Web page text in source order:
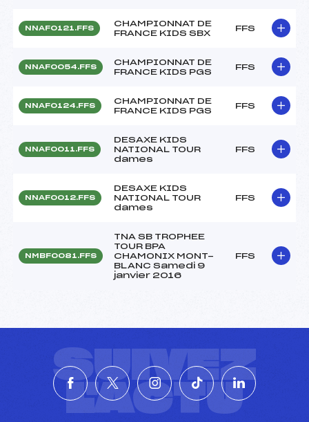
NNAF0121.FFS
CHAMPIONNAT DE
FRANCE KIDS SBX
FFS
NNAF0054.FFS
CHAMPIONNAT DE
FRANCE KIDS PGS
FFS
NNAF0124.FFS
CHAMPIONNAT DE
FRANCE KIDS PGS
FFS
NNAF0011.FFS
DESAXE KIDS
NATIONAL TOUR
dames
FFS
NNAF0012.FFS
DESAXE KIDS
NATIONAL TOUR
dames
FFS
NMBF0081.FFS
TNA SB TROPHEE
TOUR BPA
CHAMONIX MONT-
BLANC Samedi 9
janvier 2016
FFS
SUIVEZ
L'ACTU